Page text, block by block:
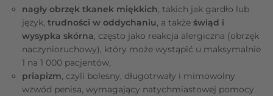
nagły obrzęk tkanek miękkich, takich jak gardło lub
język, trudności w oddychaniu, a także świąd i
wysypka skórna, często jako reakcja alergiczna (obrzęk
naczynioruchowy), który może wystąpić u maksymalnie
1 na 1 000 pacjentów,
priapizm, czyli bolesny, długotrwały i mimowolny
wzwód penisa, wymagający natychmiastowej pomocy